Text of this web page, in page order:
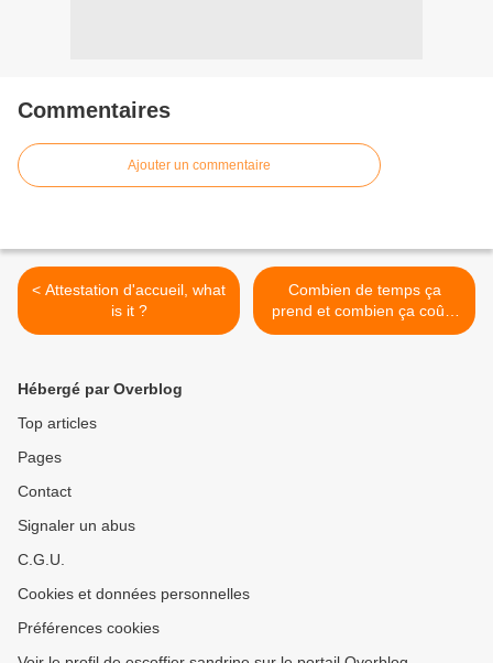
Commentaires
Ajouter un commentaire
< Attestation d'accueil, what
is it ?
Combien de temps ça
prend et combien ça coûte
? >
Hébergé par Overblog
Top articles
Pages
Contact
Signaler un abus
C.G.U.
Cookies et données personnelles
Préférences cookies